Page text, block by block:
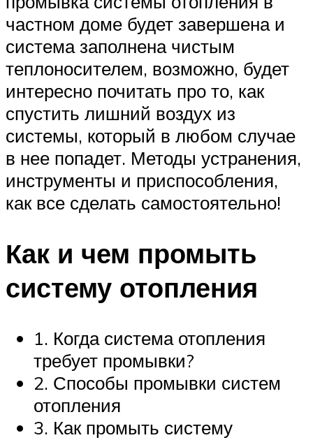
частном доме будет завершена и
система заполнена чистым
теплоносителем, возможно, будет
интересно почитать про то, как
спустить лишний воздух из
системы, который в любом случае
в нее попадет. Методы устранения,
инструменты и приспособления,
как все сделать самостоятельно!
Как и чем промыть
систему отопления
1. Когда система отопления
требует промывки?
2. Способы промывки систем
отопления
3. Как промыть систему